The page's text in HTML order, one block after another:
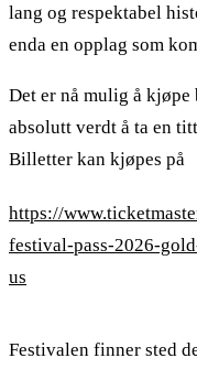
lang og respektabel
enda en opplag som
Det er nå mulig å
absolutt verdt å ta en
Billetter kan kjøpes på
https://
festival-pass-2026-
us
Festivalen finner sted